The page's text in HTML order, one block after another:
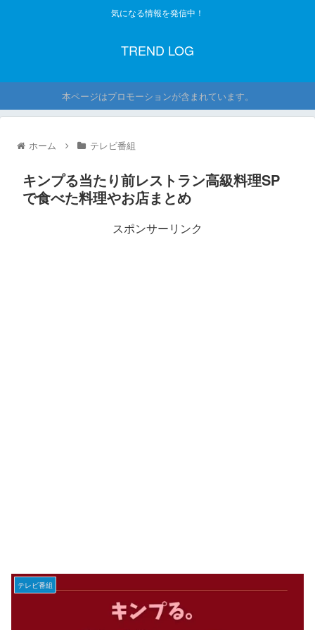
気になる情報を発信中！
TREND LOG
本ページはプロモーションが含まれています。
ホーム テレビ番組
キンプる当たり前レストラン高級料理SP
で食べた料理やお店まとめ
スポンサーリンク
テレビ番組